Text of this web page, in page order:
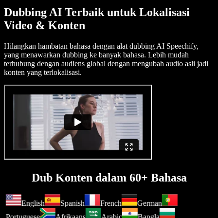
Dubbing AI Terbaik untuk Lokalisasi
Video & Konten
Hilangkan hambatan bahasa dengan alat dubbing AI Speechify,
yang menawarkan dubbing ke banyak bahasa. Lebih mudah
terhubung dengan audiens global dengan mengubah audio asli jadi
konten yang terlokalisasi.
Dub Konten dalam 60+ Bahasa
English Spanish French
German